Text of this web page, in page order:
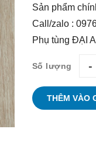
Sản phẩm
Call/zalo :
Phụ tùng ĐẠI
Số lượng
THÊM VÀO